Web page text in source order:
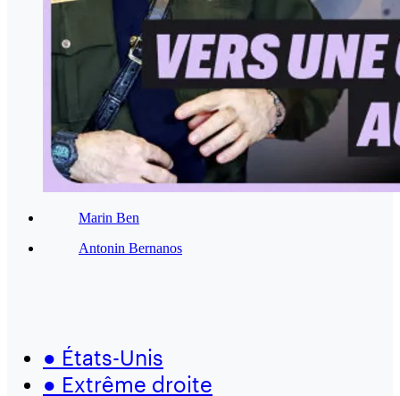
Marin Ben
Antonin Bernanos
● États-Unis
● Extrême droite